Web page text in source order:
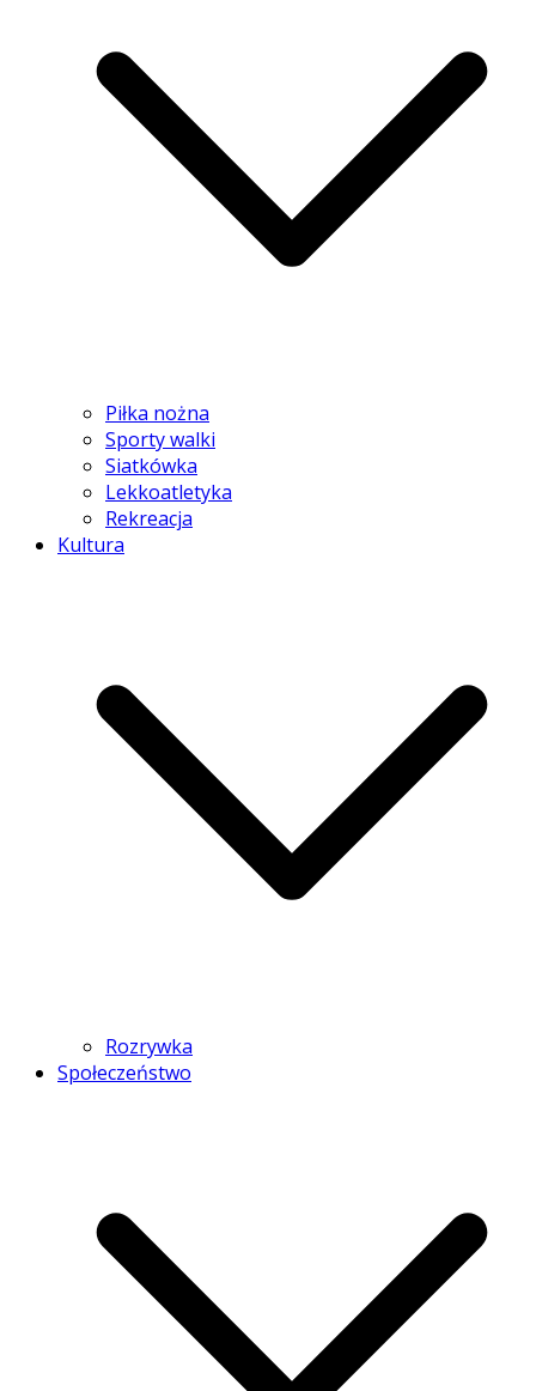
Piłka nożna
Sporty walki
Siatkówka
Lekkoatletyka
Rekreacja
Kultura
Rozrywka
Społeczeństwo